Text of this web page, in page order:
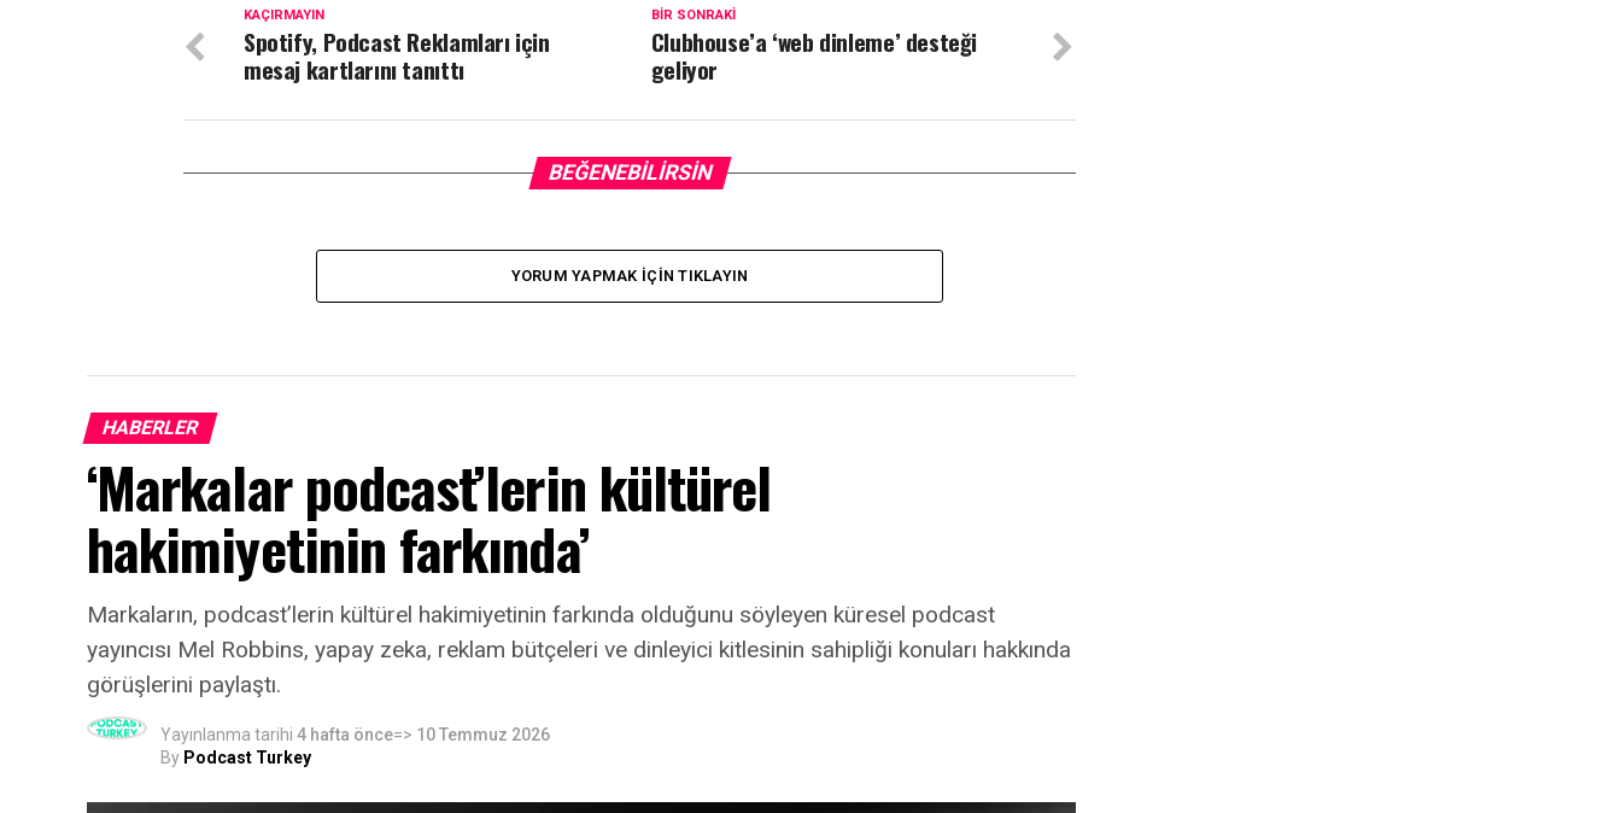
BIR SONRAKI
Clubhouse’a ‘web dinleme’ desteği
geliyor
KAÇIRMAYIN
Spotify, Podcast Reklamları için
mesaj kartlarını tanıttı
BEĞENEBILIRSIN
YORUM YAPMAK IÇIN TIKLAYIN
HABERLER
‘Markalar podcast’lerin kültürel
hakimiyetinin farkında’
Markaların, podcast’lerin kültürel hakimiyetinin farkında olduğunu söyleyen küresel podcast
yayıncısı Mel Robbins, yapay zeka, reklam bütçeleri ve dinleyici kitlesinin sahipliği konuları hakkında
görüşlerini paylaştı.
Yayınlanma tarihi 4 hafta önce=> 10 Temmuz 2026
By Podcast Turkey